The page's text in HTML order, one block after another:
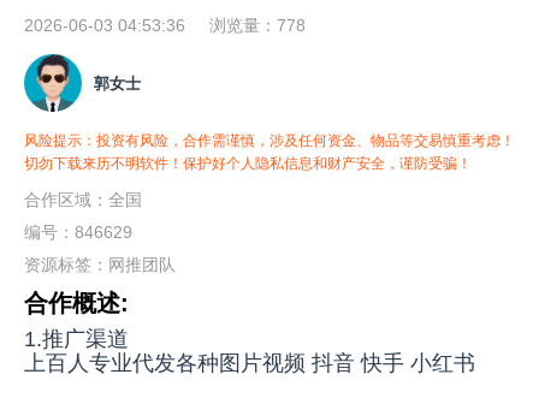
2026-06-03 04:53:36 浏览量：778
郭女士
风险提示：投资有风险，合作需谨慎，涉及任何资金、物品等交易慎重考虑！
切勿下载来历不明软件！保护好个人隐私信息和财产安全，谨防受骗！
合作区域：全国
编号：846629
资源标签： 网推团队
合作概述:
1.推广渠道
上百人专业代发各种图片视频 抖音 快手 小红书